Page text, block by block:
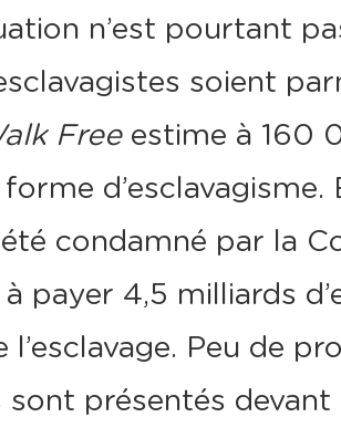
n’est pourtant
soient
Freeestime à 160
été condamné par la
à payer 4,5 milliards
l’esclavage. Peu de
sont présentés